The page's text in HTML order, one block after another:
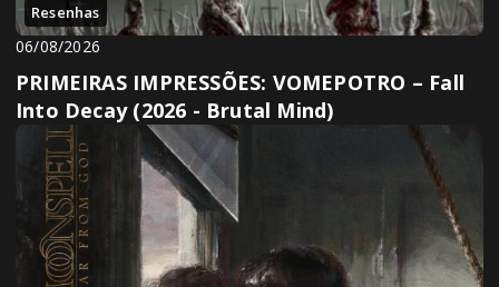
Resenhas
06/08/2026
PRIMEIRAS IMPRESSÕES: VOMEPOTRO – Fall
Into Decay (2026 - Brutal Mind)